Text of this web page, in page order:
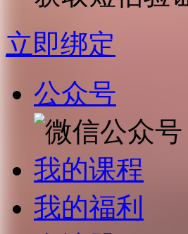
立即绑定
公众号
我的课程
我的福利